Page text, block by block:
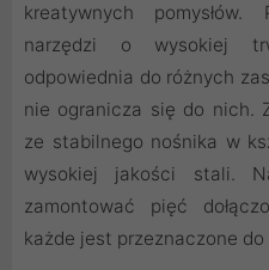
kreatywnych
narzędzi o wysokiej
odpowiednia do różnych
nie ogranicza się do nich.
ze stabilnego nośnika w
wysokiej jakości stali.
zamontować pięć
każde jest przeznaczone